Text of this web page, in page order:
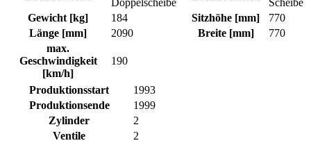
Doppelscheibe
Scheibe
Gewicht [kg]
184 Sitzhöhe [mm]
770
Länge [mm]
2090 Breite [mm]
770
max.
Geschwindigkeit
[km/h]
190
Produktionsstart
1993
Produktionsende
1999
Zylinder
2
Ventile
2